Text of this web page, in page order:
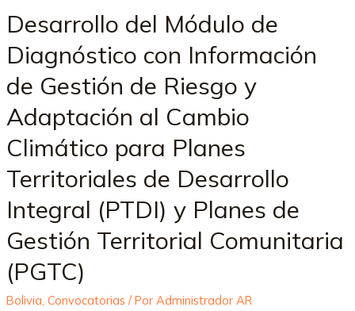
Desarrollo del Módulo de
Diagnóstico con Información
de Gestión de Riesgo y
Adaptación al Cambio
Climático para Planes
Territoriales de Desarrollo
Integral (PTDI) y Planes de
Gestión Territorial Comunitaria
(PGTC)
Bolivia, Convocatorias / Por Administrador AR